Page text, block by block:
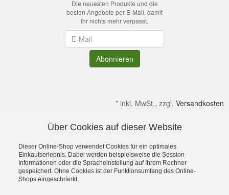
Die neuesten Produkte und die
besten Angebote per E-Mail, damit
Ihr nichts mehr verpasst.
Abonnieren
* inkl. MwSt., zzgl. Versandkosten
Irrtümer & kleine Produktabweichungen vorbehalten!
Gültig solange Verfügbar. Die Abbildungen enthalten teilweise
Dekoration bzw. Zusatzausstattung. Preise gelten ohne diese.
Alle Rechte an Namen, Beschreibungen sowie Bildern gehören
Über Cookies auf dieser Website
Dieser Online-Shop verwendet Cookies für ein optimales
Einkaufserlebnis. Dabei werden beispielsweise die Session-
Informationen oder die Spracheinstellung auf Ihrem Rechner
gespeichert. Ohne Cookies ist der Funktionsumfang des Online-
Shops eingeschränkt.